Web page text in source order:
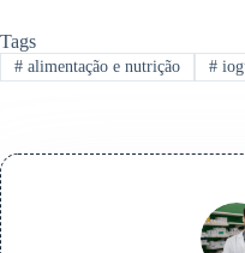
Tags
#alimentação e nutrição #